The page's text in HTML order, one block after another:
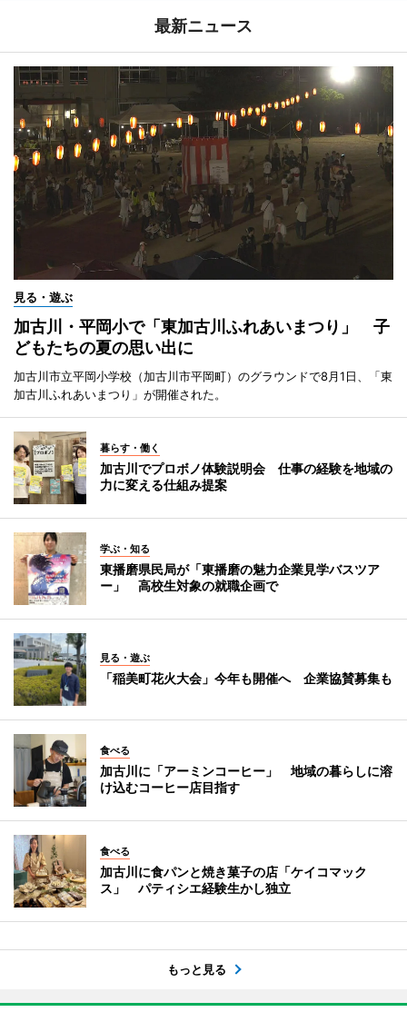
最新ニュース
見る・遊ぶ
加古川・平岡小で「東加古川ふれあいまつり」 子
どもたちの夏の思い出に
加古川市立平岡小学校（加古川市平岡町）のグラウンドで8月1日、「東
加古川ふれあいまつり」が開催された。
暮らす・働く
加古川でプロボノ体験説明会 仕事の経験を地域の
力に変える仕組み提案
学ぶ・知る
東播磨県民局が「東播磨の魅力企業見学バスツア
ー」 高校生対象の就職企画で
見る・遊ぶ
「稲美町花火大会」今年も開催へ 企業協賛募集も
食べる
加古川に「アーミンコーヒー」 地域の暮らしに溶
け込むコーヒー店目指す
食べる
加古川に食パンと焼き菓子の店「ケイコマック
ス」 パティシエ経験生かし独立
もっと見る